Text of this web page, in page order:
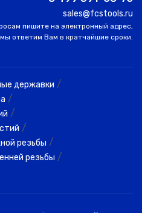
sales@fcstools.ru
пишите на электронный адрес,
мы ответим Вам в кратчайшие сроки.
державки /
/
/
/
резьбы /
резьбы /